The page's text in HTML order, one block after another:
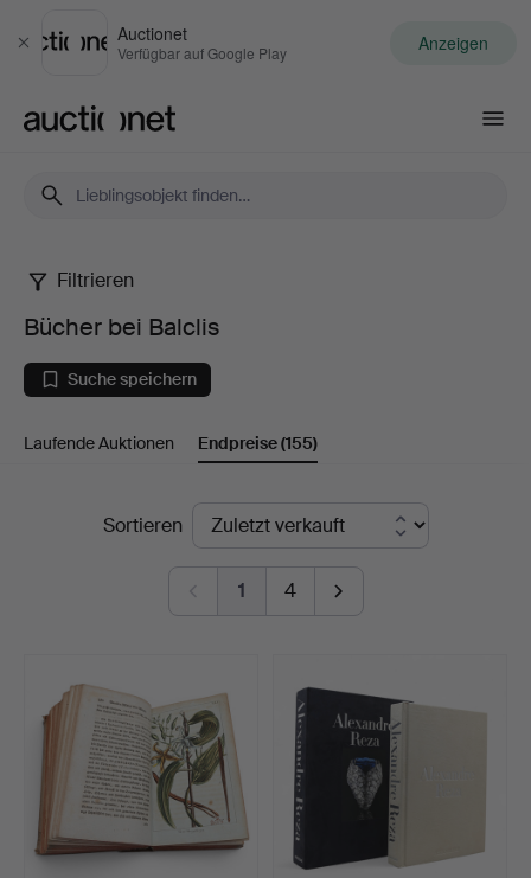
Schließen
Auctionet
Verfügbar auf Google Play Anzeigen
Bücher
bei
Balclis
Filtrieren
Bücher bei Balclis
Suche speichern
Laufende Auktionen Endpreise(155)
EndpreiseSortieren
1 4